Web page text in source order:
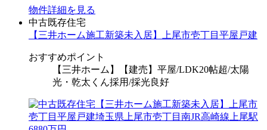
物件詳細を見る
中古既存住宅
【三井ホーム施工新築未入居】上尾市壱丁目平屋戸建
おすすめポイント
【三井ホーム】【建売】平屋/LDK20帖超/太陽
光・乾太くん採用/採光良好